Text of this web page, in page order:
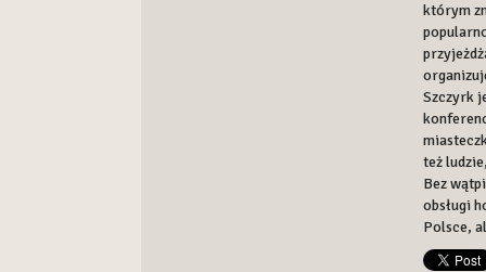
którym
Szczyrk
też
Bez
obsługi
Polsce,